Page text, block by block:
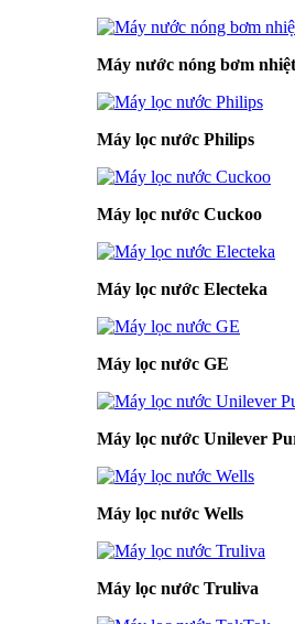
Máy nước nóng bơm
Máy lọc nước Philips
Máy lọc nước Cuckoo
Máy lọc nước Electeka
Máy lọc nước GE
Máy lọc nước Unilever
Máy lọc nước Wells
Máy lọc nước Truliva